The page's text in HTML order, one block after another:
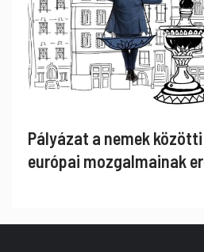
Pályázat a nemek
európai mozgalmainak